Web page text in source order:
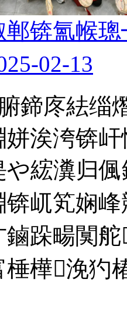
郸锛氳帿
02-13
鍗庝紶缁
姘涘洿锛
綋瀵归
屼笂娴
鏀跺畼闃
棰樺浼